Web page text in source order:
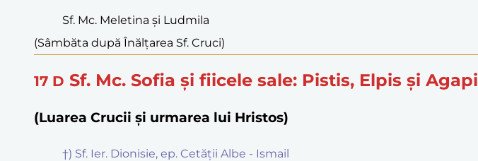
Sf. Mc. Meletina și Ludmila
(Sâmbăta după Înălțarea Sf. Cruci)
17 D Sf. Mc. Sofia și fiicele sale: Pistis, Elpis și Agapi
(Luarea Crucii și urmarea lui Hristos)
†) Sf. Ier. Dionisie, ep. Cetății Albe - Ismail